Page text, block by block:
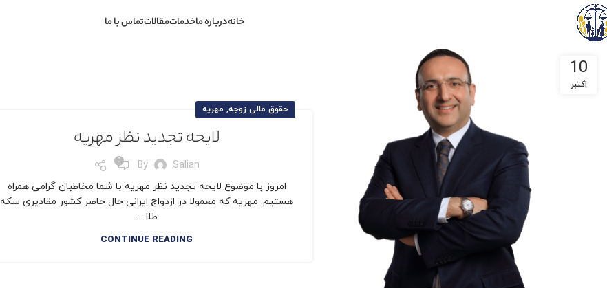
خانهدرباره ماخدماتمقالاتتماس با ما
10
اکتبر
حقوق مالی زوجه, مهریه
لایحه تجدید نظر مهریه
By Salian
0
امروز با موضوع لایحه تجدید نظر مهریه با شما مخاطبان گرامی همراه
هستیم. مهریه که معمولا در ازدواج ایرانی حال حاضر کشور مقادیری سکه
طلا ...
CONTINUE READING